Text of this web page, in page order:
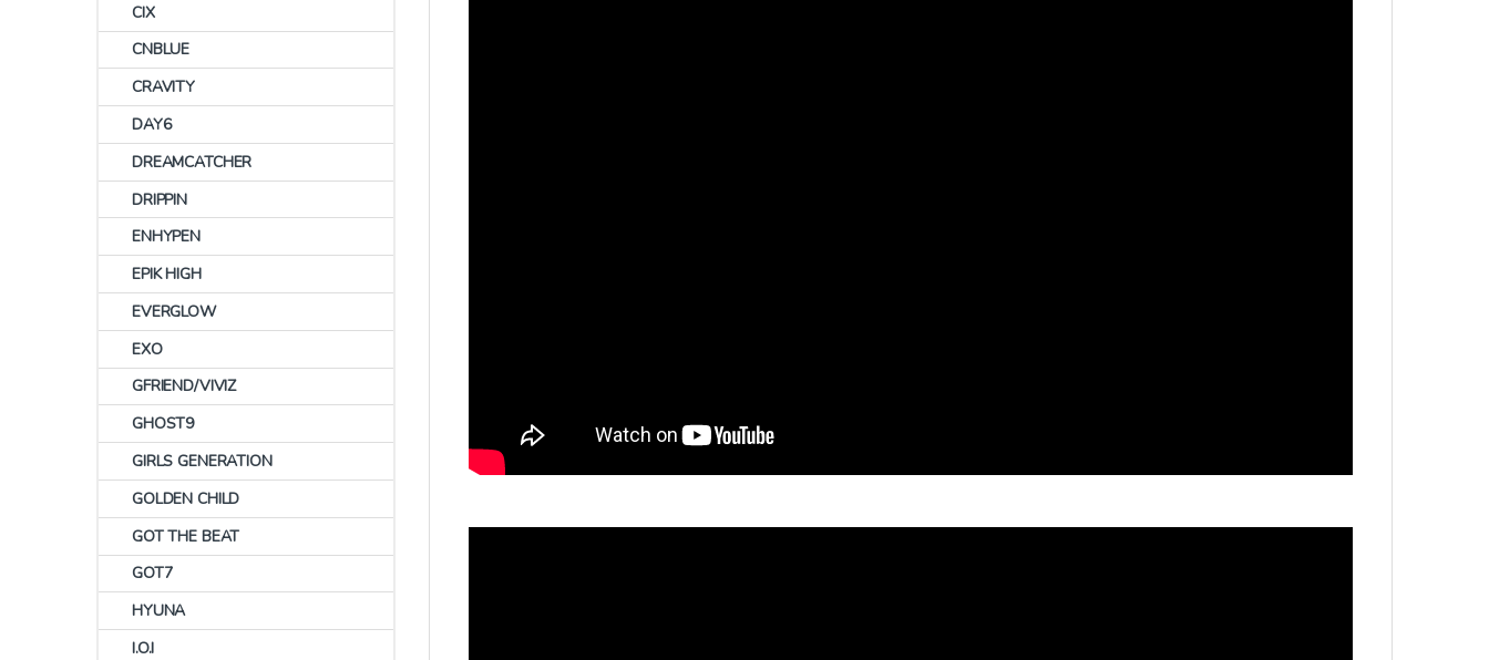
CIX
CNBLUE
CRAVITY
DAY6
DREAMCATCHER
DRIPPIN
ENHYPEN
EPIK HIGH
EVERGLOW
EXO
GFRIEND/VIVIZ
GHOST9
GIRLS GENERATION
GOLDEN CHILD
GOT THE BEAT
GOT7
HYUNA
I.O.I